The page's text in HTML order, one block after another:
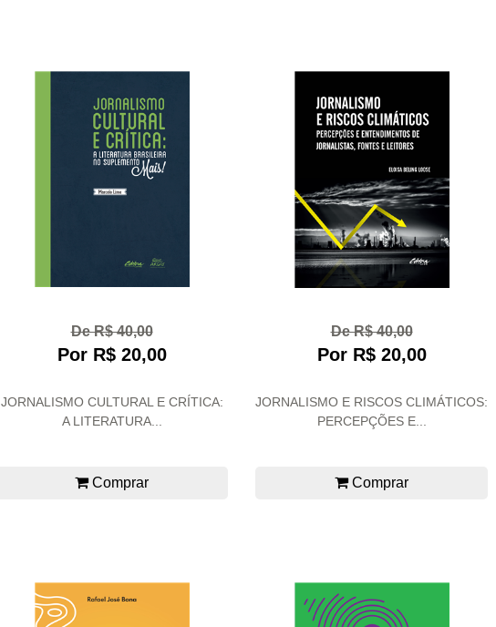
De R$ 40,00
Por R$ 20,00
JORNALISMO CULTURAL E CRÍTICA:
A LITERATURA...
Comprar
De R$ 40,00
Por R$ 20,00
JORNALISMO E RISCOS CLIMÁTICOS:
PERCEPÇÕES E...
Comprar